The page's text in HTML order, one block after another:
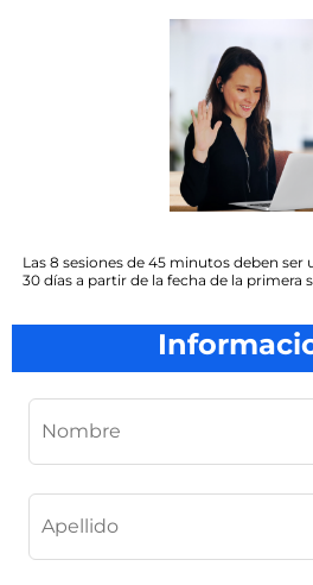
Las 8 sesiones de 45 minutos deben
30 días a partir de la fecha de la primera